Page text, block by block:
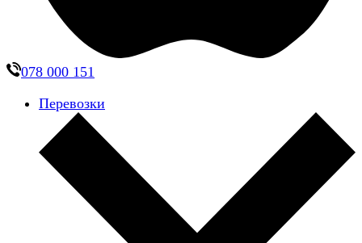
078 000 151
Перевозки